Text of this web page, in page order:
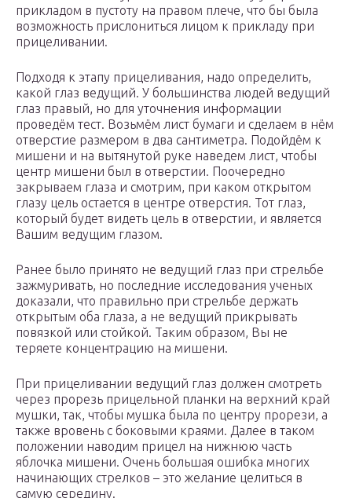
прикладом в пустоту на правом плече, что бы была
возможность прислониться лицом к прикладу при
прицеливании.
Подходя к этапу прицеливания, надо определить,
какой глаз ведущий. У большинства людей ведущий
глаз правый, но для уточнения информации
проведём тест. Возьмём лист бумаги и сделаем в нём
отверстие размером в два сантиметра. Подойдём к
мишени и на вытянутой руке наведем лист, чтобы
центр мишени был в отверстии. Поочередно
закрываем глаза и смотрим, при каком открытом
глазу цель остается в центре отверстия. Тот глаз,
который будет видеть цель в отверстии, и является
Вашим ведущим глазом.
Ранее было принято не ведущий глаз при стрельбе
зажмуривать, но последние исследования ученых
доказали, что правильно при стрельбе держать
открытым оба глаза, а не ведущий прикрывать
повязкой или стойкой. Таким образом, Вы не
теряете концентрацию на мишени.
При прицеливании ведущий глаз должен смотреть
через прорезь прицельной планки на верхний край
мушки, так, чтобы мушка была по центру прорези, а
также вровень с боковыми краями. Далее в таком
положении наводим прицел на нижнюю часть
яблочка мишени. Очень большая ошибка многих
начинающих стрелков – это желание целиться в
самую середину.